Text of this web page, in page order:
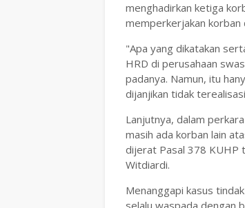
menghadirkan ketiga
memperkerjakan korban
"Apa yang dikatakan
HRD di perusahaan
padanya. Namun, itu
dijanjikan tidak
Lanjutnya, dalam
masih ada korban lain
dijerat Pasal 378 KUHP
Witdiardi.
Menanggapi kasus
selalu waspada dengan